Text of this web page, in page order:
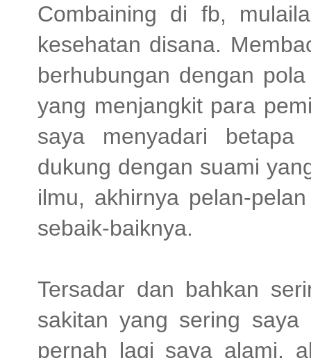
Combaining di fb,
kesehatan disana.
berhubungan dengan
yang menjangkit para
saya menyadari betapa
dukung dengan suami
ilmu, akhirnya pelan-
sebaik-baiknya.
Tersadar dan bahkan
sakitan yang sering
pernah lagi saya alami,